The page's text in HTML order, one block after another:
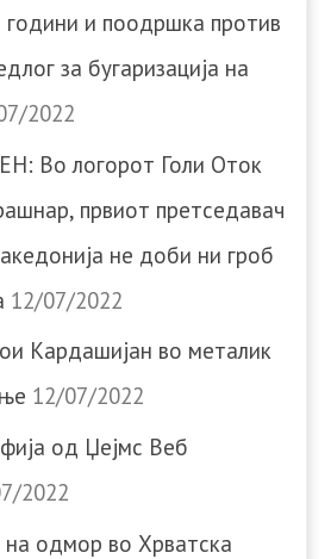
и поодршка против
за бугаризација на
2022
Во логорот Голи Оток
првиот претседавач
не доби ни гроб
12/07/2022
Кардашијан во металик
12/07/2022
од Џејмс Веб
2022
одмор во Хрватска